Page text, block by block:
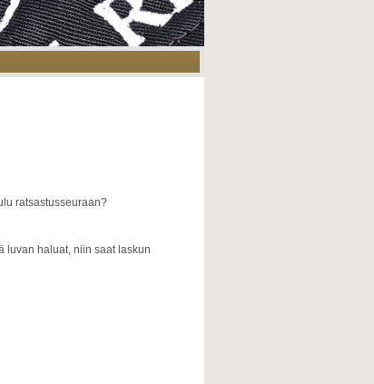
ratsastusseuraan?
luvan haluat, niin saat laskun